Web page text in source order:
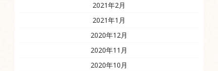
2021年2月
2021年1月
2020年12月
2020年11月
2020年10月